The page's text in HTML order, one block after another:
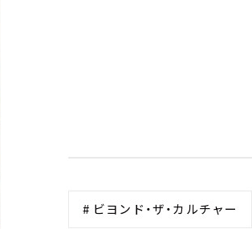
# ビヨンド・ザ・カルチャー